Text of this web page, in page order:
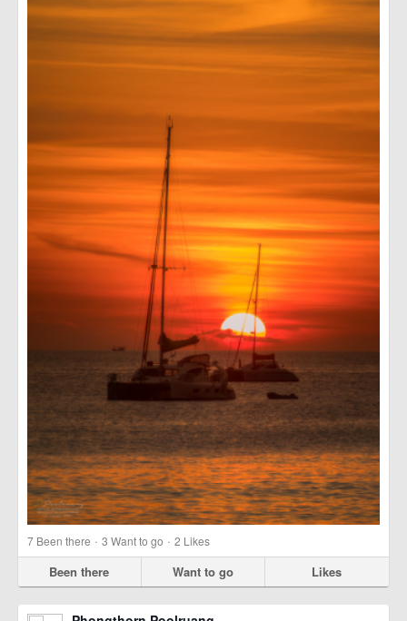
7 Been there · 3 Want to go · 2 Likes
Been there Want to go Likes